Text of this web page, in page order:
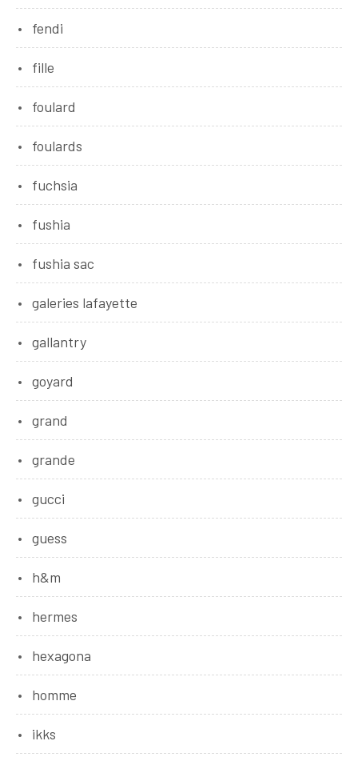
fendi
fille
foulard
foulards
fuchsia
fushia
fushia sac
galeries lafayette
gallantry
goyard
grand
grande
gucci
guess
h&m
hermes
hexagona
homme
ikks